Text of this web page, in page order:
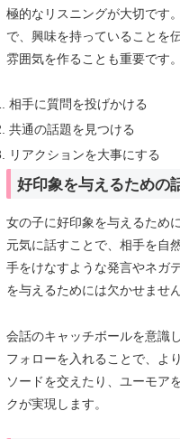
極的なリスニングが大切です
で、興味を持っていることを
雰囲気を作ることも重要です。
相手に質問を投げかける
共通の話題を見つける
リアクションを大事にする
好印象を与えるための
女の子に好印象を与えるため
元気に話すことで、相手を自
手をけなすような発言やネガ
を与えるためには欠かせません
会話のキャッチボールを意識
フォローを入れることで、よ
ソードを交えたり、ユーモア
クが実現します。